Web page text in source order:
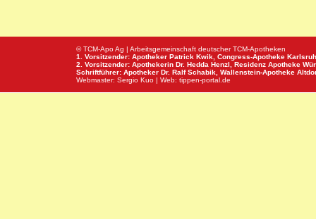
© TCM-Apo Ag | Arbeitsgemeinschaft deutscher TCM-Apotheken
1. Vorsitzender: Apotheker Patrick Kwik, Congress-Apotheke
2. Vorsitzender: Apothekerin Dr. Hedda Henzl, Residenz Apotheke
Schriftführer: Apotheker Dr. Ralf Schabik, Wallenstein-Apotheke
Webmaster: Sergio Kuo | Web: tippen-portal.de